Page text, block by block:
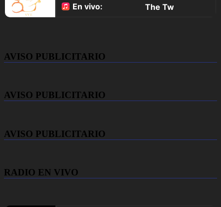
AVISO PUBLICITARIO
AVISO PUBLICITARIO
AVISO PUBLICITARIO
RADIO EN VIVO